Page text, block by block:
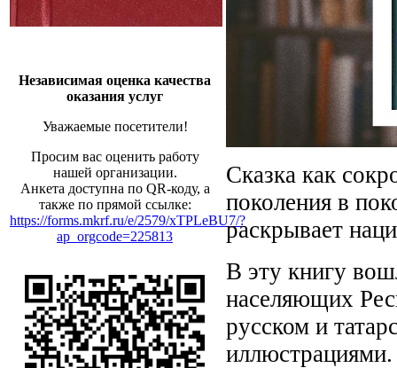
Независимая оценка качества
оказания услуг
Уважаемые посетители!
Просим вас оценить работу
нашей организации.
Анкета доступна по QR-коду, а
также по прямой ссылке:
https://forms.mkrf.ru/e/2579/xTPLeBU7/?
ap_orgcode=225813
Сказка как
поколения в
раскрывает
В эту книгу
населяющих
русском и
иллюстрациями.